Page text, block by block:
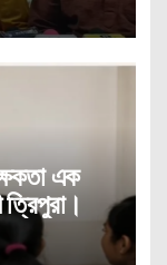
এক
ত্রিপুরা।